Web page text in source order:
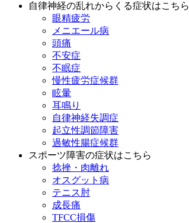
自律神経の乱れからくる症状はこちら
眼精疲労
メニエール病
頭痛
不安症
不眠症
慢性疲労症候群
眩暈
耳鳴り
自律神経失調症
起立性調節障害
過敏性腸症候群
スポーツ障害の症状はこちら
捻挫・肉離れ
オスグット病
テニス肘
成長痛
TFCC損傷